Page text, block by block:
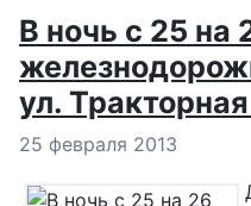
В ночь с 25 на
ул.
Информация о
25 февраля 2013